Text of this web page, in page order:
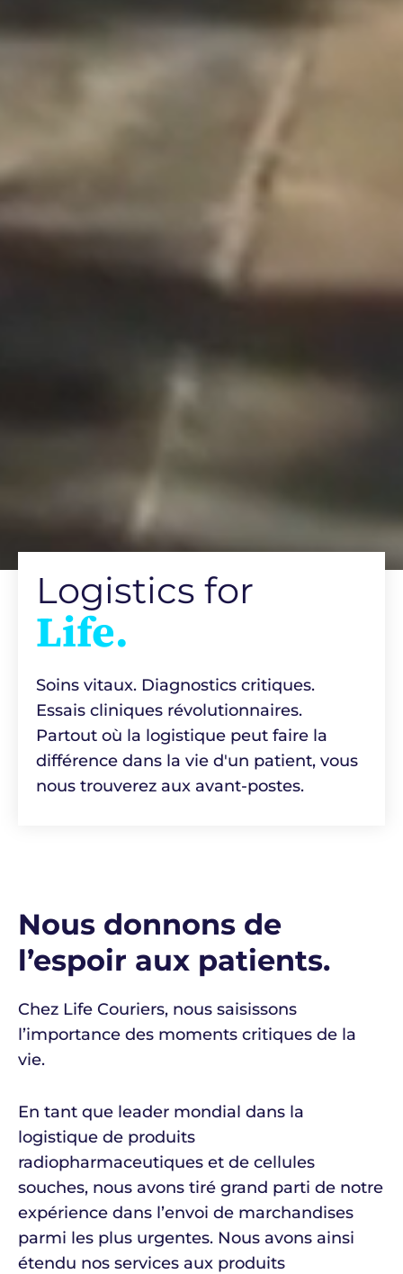
Logistics for
Life.
Soins vitaux. Diagnostics critiques.
Essais cliniques révolutionnaires.
Partout où la logistique peut faire la
différence dans la vie d'un patient, vous
nous trouverez aux avant-postes.
Nous donnons de
l’espoir aux patients.
Chez Life Couriers, nous saisissons
l’importance des moments critiques de la
vie.
En tant que leader mondial dans la
logistique de produits
radiopharmaceutiques et de cellules
souches, nous avons tiré grand parti de notre
expérience dans l’envoi de marchandises
parmi les plus urgentes. Nous avons ainsi
étendu nos services aux produits